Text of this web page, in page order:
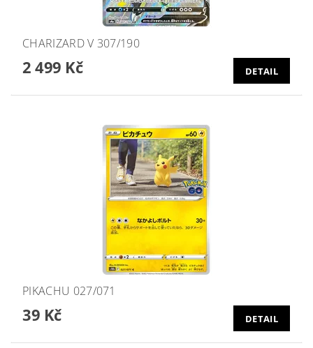
CHARIZARD V 307/190
2 499 Kč DETAIL
PIKACHU 027/071
39 Kč DETAIL